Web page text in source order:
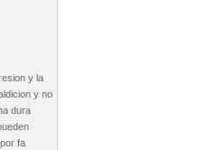
y la
y no
dura
fa